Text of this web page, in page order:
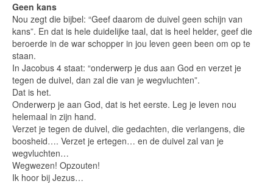
Geen kans
Nou zegt die bijbel: “Geef daarom de duivel geen schijn van
kans”. En dat is hele duidelijke taal, dat is heel helder, geef die
beroerde in de war schopper in jou leven geen been om op te
staan.
In Jacobus 4 staat: “onderwerp je dus aan God en verzet je
tegen de duivel, dan zal die van je wegvluchten”.
Dat is het.
Onderwerp je aan God, dat is het eerste. Leg je leven nou
helemaal in zijn hand.
Verzet je tegen de duivel, die gedachten, die verlangens, die
boosheid…. Verzet je ertegen… en de duivel zal van je
wegvluchten…
Wegwezen! Opzouten!
Ik hoor bij Jezus…